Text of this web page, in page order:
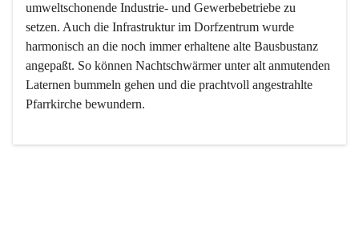
umweltschonende Industrie- und Gewerbebetriebe zu
setzen. Auch die Infrastruktur im Dorfzentrum wurde
harmonisch an die noch immer erhaltene alte Bausbustanz
angepaßt. So können Nachtschwärmer unter alt anmutenden
Laternen bummeln gehen und die prachtvoll angestrahlte
Pfarrkirche bewundern.
Der Weinbau dominert heute nicht mehr, ist aber integrativer